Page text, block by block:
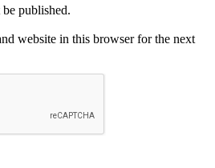
published.
website in this browser for the next